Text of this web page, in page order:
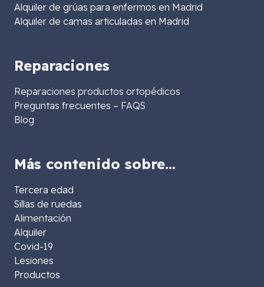
Alquiler de grúas para enfermos en Madrid
Alquiler de camas articuladas en Madrid
Reparaciones
Reparaciones productos ortopédicos
Preguntas frecuentes – FAQS
Blog
Más contenido sobre…
Tercera edad
Sillas de ruedas
Alimentación
Alquiler
Covid-19
Lesiones
Productos